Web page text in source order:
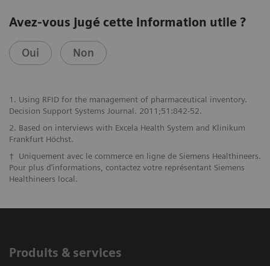
Avez-vous jugé cette information utile ?
Oui Non
1. Using RFID for the management of pharmaceutical inventory.
Decision Support Systems Journal. 2011;51:842-52.
2. Based on interviews with Excela Health System and Klinikum
Frankfurt Höchst.
† Uniquement avec le commerce en ligne de Siemens Healthineers.
Pour plus d’informations, contactez votre représentant Siemens
Healthineers local.
Produits & services